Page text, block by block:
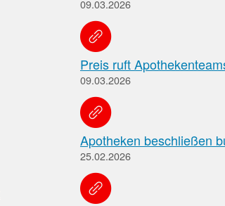
09.03.2026
Preis ruft
09.03.2026
Apotheken beschließen
25.02.2026
Apotheken)